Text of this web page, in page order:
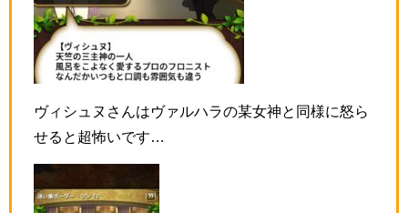
ヴィシュヌさんはヴァルハラの某女神と同様に怒ら
せると超怖いです…